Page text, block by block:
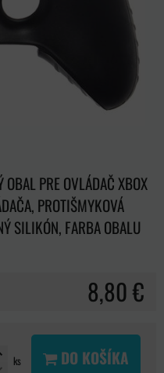
PRE OVLÁDAČ XBOX
PROTIŠMYKOVÁ
SILIKÓN, FARBA OBALU
8,80 €
ks DO KOŠÍKA